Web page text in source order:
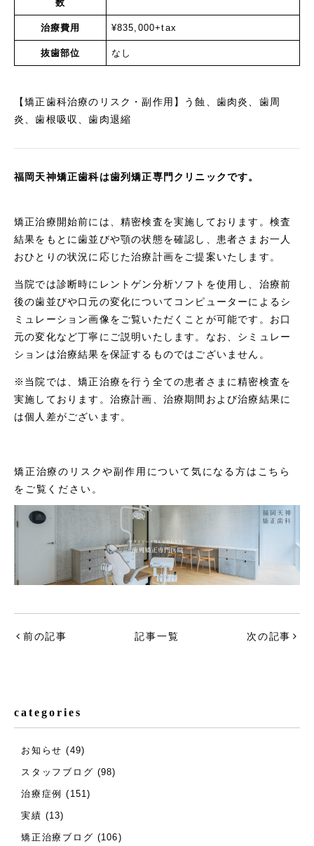
数
治療費用 ¥835,000+tax
抜歯部位 なし
【矯正歯科治療のリスク・副作用】う蝕、歯肉炎、歯周
炎、歯根吸収、歯肉退縮
福岡天神矯正歯科は歯列矯正専門クリニックです。
矯正治療開始前には、精密検査を実施しております。検査
結果をもとに歯並びや顎の状態を確認し、患者さまお一人
おひとりの状況に応じた治療計画をご提案いたします。
当院では診断時にレントゲン分析ソフトを使用し、治療前
後の歯並びや口元の変化についてコンピューターによるシ
ミュレーション画像をご覧いただくことが可能です。お口
元の変化など丁寧にご説明いたします。なお、シミュレー
ションは治療結果を保証するものではございません。
※当院では、矯正治療を行う全ての患者さまに精密検査を
実施しております。治療計画、治療期間および治療結果に
は個人差がございます。
矯正治療のリスクや副作用について気になる方はこちら
をご覧ください。
前の記事 記事一覧 次の記事
categories
お知らせ (49)
スタッフブログ (98)
治療症例 (151)
実績 (13)
矯正治療ブログ (106)